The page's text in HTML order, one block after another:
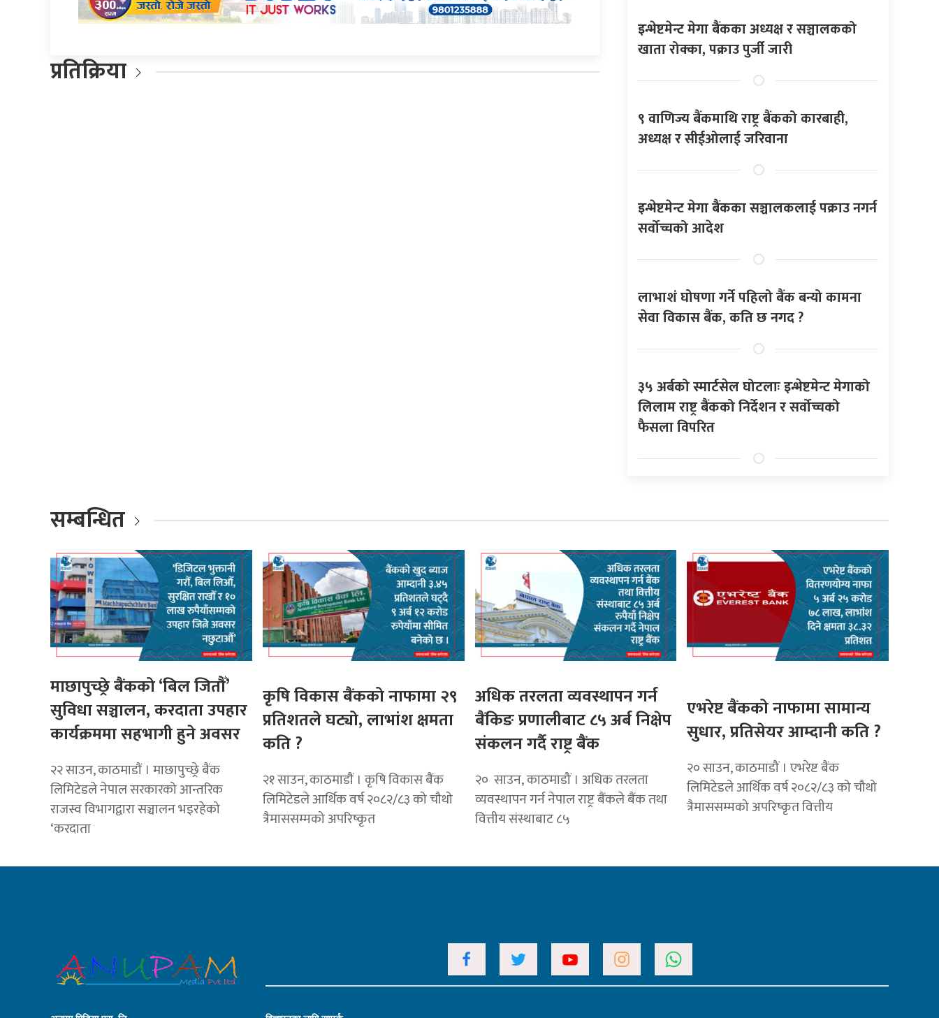
प्रतिक्रिया
इन्भेष्टमेन्ट मेगा बैंकका अध्यक्ष र सञ्चालकको
खाता रोक्का, पक्राउ पुर्जी जारी
९ वाणिज्य बैंकमाथि राष्ट्र बैंकको कारबाही,
अध्यक्ष र सीईओलाई जरिवाना
इन्भेष्टमेन्ट मेगा बैंकका सञ्चालकलाई पक्राउ नगर्न
सर्वोच्चको आदेश
लाभाशं घोषणा गर्ने पहिलो बैंक बन्यो कामना
सेवा विकास बैंक, कति छ नगद ?
३५ अर्बको स्मार्टसेल घोटलाः इन्भेष्टमेन्ट मेगाको
लिलाम राष्ट्र बैंकको निर्देशन र सर्वोच्चको
फैसला विपरित
सम्बन्धित
माछापुच्छ्रे बैंकको ‘बिल जितौँ’
सुविधा सञ्चालन, करदाता उपहार
कार्यक्रममा सहभागी हुने अवसर
२२ साउन, काठमाडाैं । माछापुच्छ्रे बैंक
लिमिटेडले नेपाल सरकारको आन्तरिक
राजस्व विभागद्वारा सञ्चालन भइरहेको
‘करदाता
कृषि विकास बैंकको नाफामा २९
प्रतिशतले घट्यो, लाभांश क्षमता
कति ?
२१ साउन, काठमाडाैं । कृषि विकास बैंक
लिमिटेडले आर्थिक वर्ष २०८२/८३ को चौथो
त्रैमाससम्मको अपरिष्कृत
अधिक तरलता व्यवस्थापन गर्न
बैंकिङ प्रणालीबाट ८५ अर्ब निक्षेप
संकलन गर्दै राष्ट्र बैंक
२० साउन, काठमाडौं । अधिक तरलता
व्यवस्थापन गर्न नेपाल राष्ट्र बैंकले बैंक तथा
वित्तीय संस्थाबाट ८५
एभरेष्ट बैंकको नाफामा सामान्य
सुधार, प्रतिसेयर आम्दानी कति ?
२० साउन, काठमाडौं । एभरेष्ट बैंक
लिमिटेडले आर्थिक वर्ष २०८२/८३ को चौथो
त्रैमाससम्मको अपरिष्कृत वित्तीय